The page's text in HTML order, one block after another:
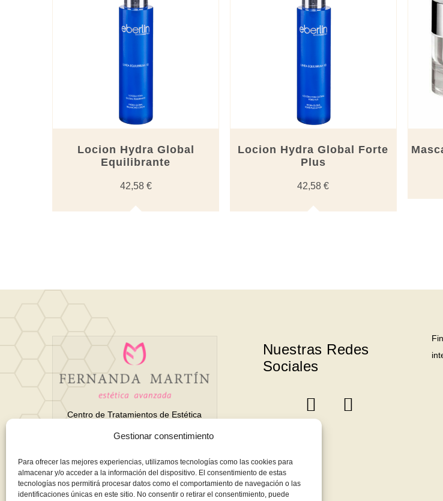
Gestionar consentimiento
Para ofrecer las mejores experiencias, utilizamos tecnologías como las cookies para
almacenar y/o acceder a la información del dispositivo. El consentimiento de estas
tecnologías nos permitirá procesar datos como el comportamiento de navegación o las
identificaciones únicas en este sitio. No consentir o retirar el consentimiento, puede
Locion Hydra Global
Equilibrante
42,58 €
Locion Hydra Global Forte
Plus
42,58€
Centro de Tratamientos de Estética
Avanzada y Belleza en Motril
Todo para tu belleza integral. Tratamientos
Nuestras Redes
Sociales